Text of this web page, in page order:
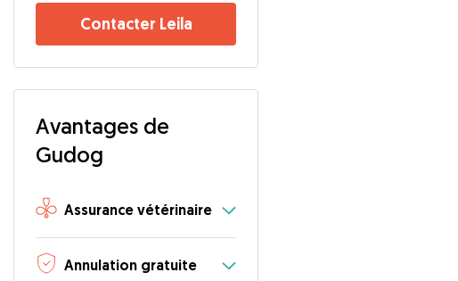
photos
Contacter Leila
Avantages de
Gudog
Assurance vétérinaire
Annulation gratuite